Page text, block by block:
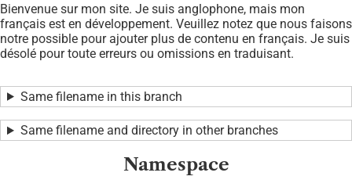
d'Ariane
Bienvenue sur mon site. Je suis anglophone, mais mon
français est en développement. Veuillez notez que nous faisons
notre possible pour ajouter plus de contenu en français. Je suis
désolé pour toute erreurs ou omissions en traduisant.
Same filename in this branch
Same filename and directory in other branches
Namespace